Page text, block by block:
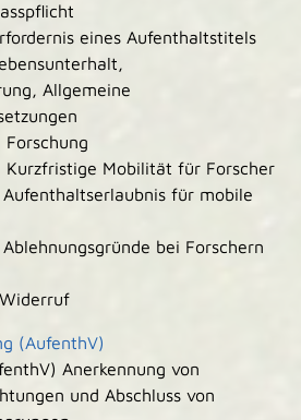
eines Aufenthaltstitels
Allgemeine
Forschung
Kurzfristige Mobilität für Forscher
für mobile
bei Forschern
Widerruf
(AufenthV)
Anerkennung von
und Abschluss von